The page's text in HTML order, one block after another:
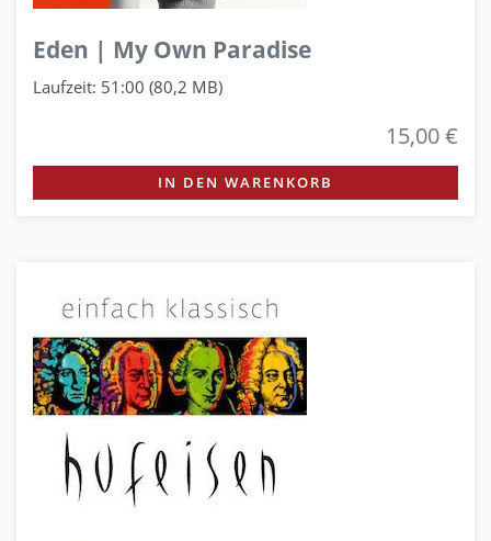
Eden | My Own Paradise
Laufzeit: 51:00 (80,2 MB)
15,00 €
IN DEN WARENKORB